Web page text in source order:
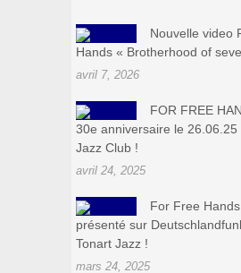
Nouvelle video
Hands « Brotherhood of
avril 7, 2026
FOR FREE
30e anniversaire le 26.06.25
Jazz Club !
avril 24, 2025
For Free
présenté sur
Tonart Jazz !
mars 24, 2025